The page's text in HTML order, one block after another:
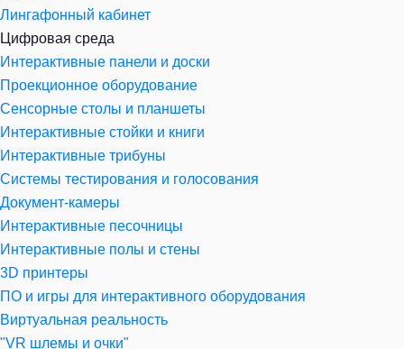
Лингафонный кабинет
Цифровая среда
Интерактивные панели и доски
Проекционное оборудование
Сенсорные столы и планшеты
Интерактивные стойки и книги
Интерактивные трибуны
Системы тестирования и голосования
Документ-камеры
Интерактивные песочницы
Интерактивные полы и стены
3D принтеры
ПО и игры для интерактивного оборудования
Виртуальная реальность
"VR шлемы и очки"